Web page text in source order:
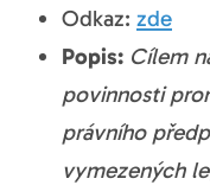
Odkaz: zde
Popis: Cílem
povinnosti
právního
vymezených